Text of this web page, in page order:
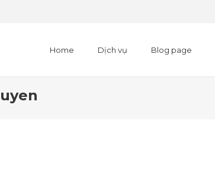
Home Dịch vụ Blog page